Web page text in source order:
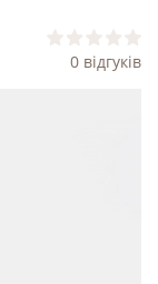
0 відгуків